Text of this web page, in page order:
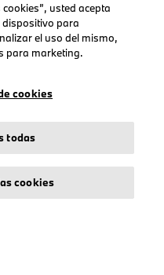
usted acepta
dispositivo para
el uso del mismo,
para marketing.
cookies
todas
cookies